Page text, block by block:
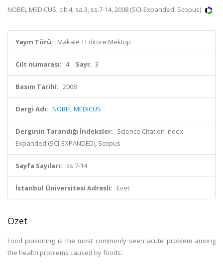
NOBEL MEDICUS, cilt.4, sa.3, ss.7-14, 2008 (SCI-Expanded, Scopus)
Yayın Türü: Makale / Editöre Mektup
Cilt numarası: 4 Sayı: 3
Basım Tarihi: 2008
Dergi Adı: NOBEL MEDICUS
Derginin Tarandığı İndeksler: Science Citation Index
Expanded (SCI-EXPANDED), Scopus
Sayfa Sayıları: ss.7-14
İstanbul Üniversitesi Adresli: Evet
Özet
Food poisoning is the most commonly seen acute problem among
the health problems caused by foods.